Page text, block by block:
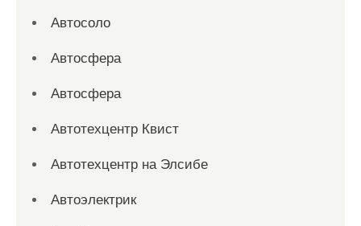
Автосоло
Автосфера
Автосфера
Автотехцентр Квист
Автотехцентр на Элсибе
Автоэлектрик